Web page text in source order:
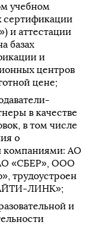
учебном
сертификации
и аттестации
базах
и
центров
цене;
в качестве
в том числе
о
компаниями: АО
«СБЕР», ООО
трудоустроен
ЛИНК»;
и